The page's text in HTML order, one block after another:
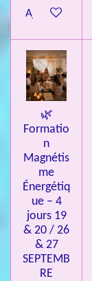
l
Ajouter au
🌿
Formatio
n
Magnétis
me
Énergétiq
ue – 4
jours 19
& 20 / 26
& 27
SEPTEMB
RE